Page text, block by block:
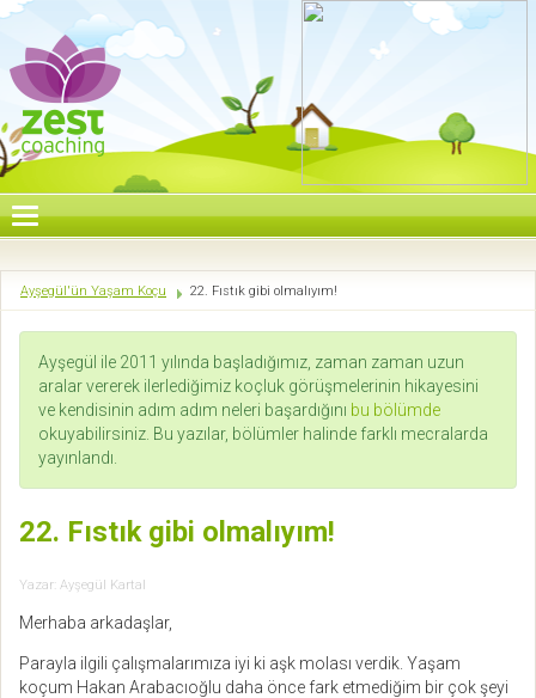
Ayşegül'ün Yaşam Koçu 22. Fıstık gibi olmalıyım!
Ayşegül ile 2011 yılında başladığımız, zaman zaman uzun
aralar vererek ilerlediğimiz koçluk görüşmelerinin hikayesini
ve kendisinin adım adım neleri başardığını bu bölümde
okuyabilirsiniz. Bu yazılar, bölümler halinde farklı mecralarda
yayınlandı.
22. Fıstık gibi olmalıyım!
Yazar: Ayşegül Kartal
Merhaba arkadaşlar,
Parayla ilgili çalışmalarımıza iyi ki aşk molası verdik. Yaşam
koçum Hakan Arabacıoğlu daha önce fark etmediğim bir çok şeyi